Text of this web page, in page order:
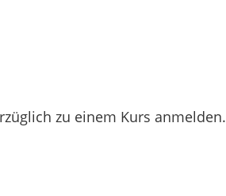
zu einem Kurs anmelden.